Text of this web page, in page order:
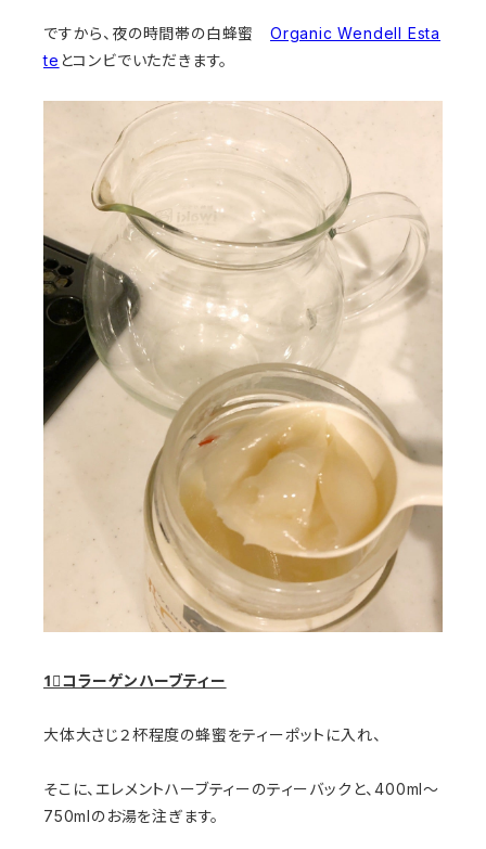
ですから、夜の時間帯の白蜂蜜Organic Wendell Esta
te とコンビでいただきます。
1⃣コラーゲンハーブティー
大体大さじ２杯程度の蜂蜜をティーポットに入れ、
そこに、エレメントハーブティーのティーバックと、400ml～
750mlのお湯を注ぎます。